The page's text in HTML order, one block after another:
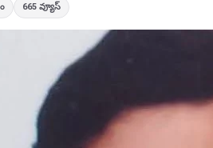
665 వ్యూస్